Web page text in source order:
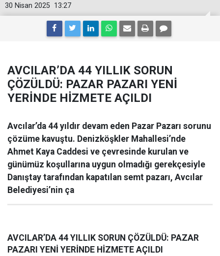
13:27
30 Nisan 2025
AVCILAR’DA 44 YILLIK SORUN
ÇÖZÜLDÜ: PAZAR PAZARI YENİ
YERİNDE HİZMETE AÇILDI
Avcılar’da 44 yıldır devam eden Pazar Pazarı sorunu
çözüme kavuştu. Denizköşkler Mahallesi’nde
Ahmet Kaya Caddesi ve çevresinde kurulan ve
günümüz koşullarına uygun olmadığı gerekçesiyle
Danıştay tarafından kapatılan semt pazarı, Avcılar
Belediyesi’nin ça
AVCILAR’DA 44 YILLIK SORUN ÇÖZÜLDÜ: PAZAR
PAZARI YENİ YERİNDE HİZMETE AÇILDI